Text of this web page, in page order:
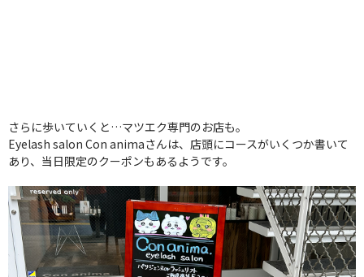
さらに歩いていくと…マツエク専門のお店も。
Eyelash salon Con animaさんは、店頭にコースがいくつか書いて
あり、当日限定のクーポンもあるようです。